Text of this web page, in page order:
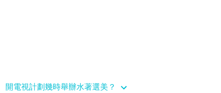
開電視計劃幾時舉辦水著選美？